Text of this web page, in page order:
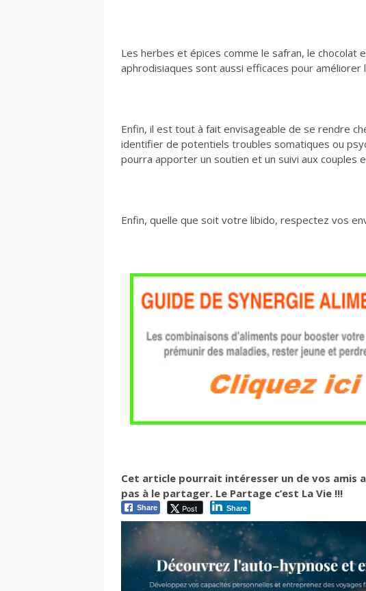
Les herbes et épices comme le safran, le chocolat
aphrodisiaques sont aussi efficaces pour améliorer
Enfin, il est tout à fait envisageable de se rendre
identifier de potentiels troubles somatiques ou
pourra apporter un soutien et un suivi aux couples
Enfin, quelle que soit votre libido, respectez vos
Cet article pourrait intéresser un de vos amis
pas à le partager. Le Partage c’est La Vie !!!
Share Post Share